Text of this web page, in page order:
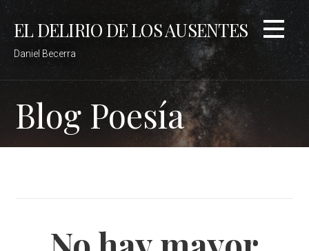
Saltar
contenido
EL DELIRIO DE LOS AUSENTES
Daniel Becerra
Blog Poesía